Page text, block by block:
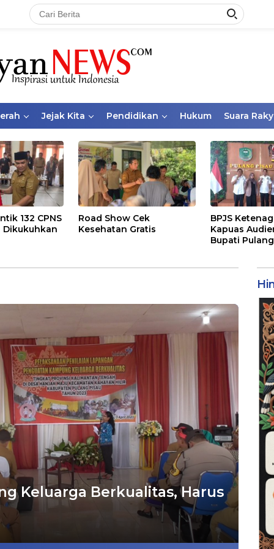
Jejak Kita Pendidikan Hukum Suara
132 CPNS
Dikukuhkan
Road Show Cek
Kesehatan Gratis
BPJS
Kapuas
Bupati
Keluarga Berkualitas, Harus